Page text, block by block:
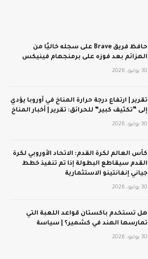
حافظ فريق Brave على سجله خاليًا من
الهزائم بعد فوزه على برمنجهام فينيكس
30 يوليو، 2026
تقرير | ارتفاع درجة حرارة المناخ في أوروبا يؤدي
إلى “تكثيف كبير” للحرائق: تقرير | أخبار المناخ
30 يوليو، 2026
كأس العالم لكرة القدم: الاتحاد الأوروبي لكرة
القدم سيقاطع البطولة إذا تم تنفيذ خطط
جياني إنفانتينو الاستثمارية
30 يوليو، 2026
هل تستخدم باكستان قواعد اللعبة التي
تمارسها الهند في كشمير؟ | سياسة
30 يوليو، 2026